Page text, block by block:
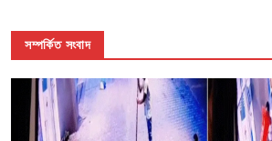
সম্পর্কিত সংবাদ